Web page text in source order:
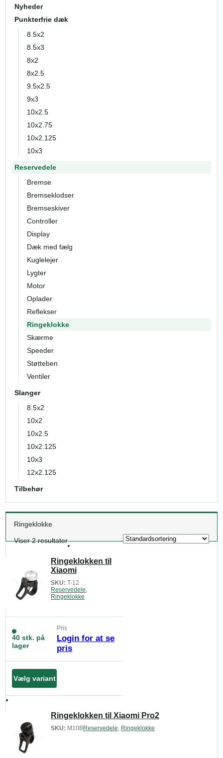
Nyheder
Punkterfrie dæk
8.5x2
8.5x3
8x2
8x2.5
9.5x2.5
9x3
10x2.5
10x2.75
10x2.125
10x3
Reservedele
Bremse
Bremseklodser
Bremseskiver
Controller
Display
Dæk med fælg
Kuglelejer
Lygter
Motor
Oplader
Reflekser
Ringeklokke
Skærme
Speeder
Støtteben
Ventiler
Slanger
8.5x2
10x2
10x2.5
10x2.125
10x3
12x2.125
Tilbehør
Ringeklokke
Viser 2 resultater
Ringeklokken til
Xiaomi
SKU: T-12
Reservedele,
Ringeklokke
40 stk. på
lager
Pris
Login for at se
pris
Vælg variant
Ringeklokken til Xiaomi Pro2
SKU: M10BReservedele, Ringeklokke